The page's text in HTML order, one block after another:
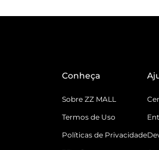
Conheça
Sobre ZZ MALL
Termos de Uso
Políticas de Privacidade